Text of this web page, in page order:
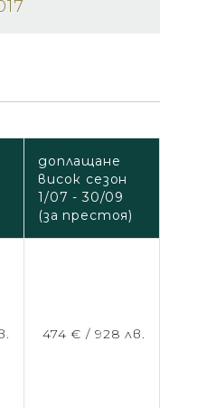
доплащане
висок сезон
1/07 - 30/09
(за престоя)
474 € / 928 лв.